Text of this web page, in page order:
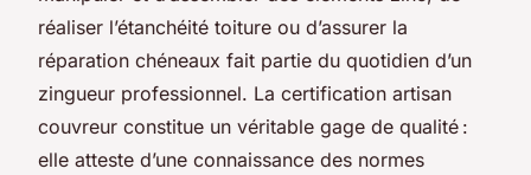
réaliser l’étanchéité toiture ou d’assurer la
réparation chéneaux fait partie du quotidien d’un
zingueur professionnel. La certification artisan
couvreur constitue un véritable gage de qualité :
elle atteste d’une connaissance des normes